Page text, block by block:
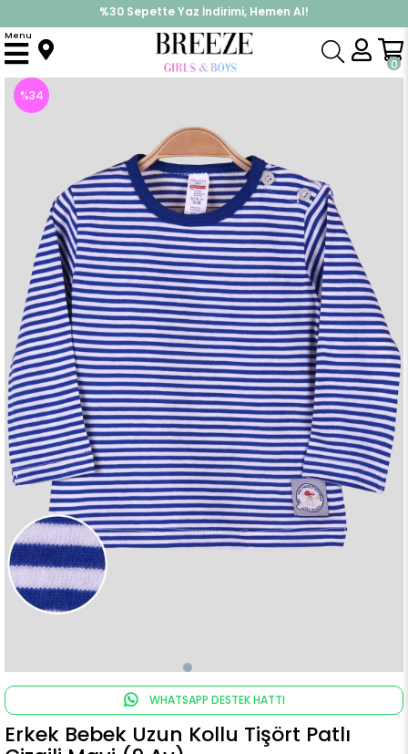
%30 Sepette Yaz İndirimi, Hemen Al!
İndirimlere ek %10 İndirimi Kap, Hemen Üye Ol!
0
Menu
Anasayfa Üst Giyim Uzun Kollu Tişört Erkek Bebek Uzun Kollu Tişört Patlı Çizgili Mavi (9 Ay)
%34
WHATSAPP DESTEK HATTI
Erkek Bebek Uzun Kollu Tişört Patlı